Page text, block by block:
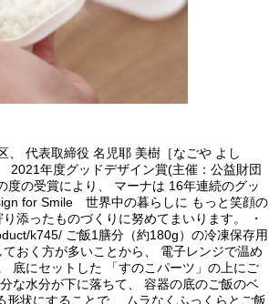
、 代表取締役 名児耶 美樹［なごや よし
2021年度グッドデザイン賞(主催：公益財団
の受賞により、 マーナは 16年連続のグッ
for Smile 世界中の暮らしに もっと笑顔の
添ったものづくりに努めてまいります。 ・
k745/ ご飯1膳分（約180g）の冷凍保存用
おく方が多いことから、 電子レンジで温め
底にセットした 「すのこパーツ」の上にご
な水分が下に落ちて、 容器の底のご飯のベ
状にすることで、 ムラなくふっくらとご飯